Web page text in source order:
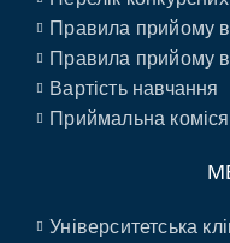
Правила прийому в
Правила прийому
Вартість навчання
Приймальна коміся
Університетська